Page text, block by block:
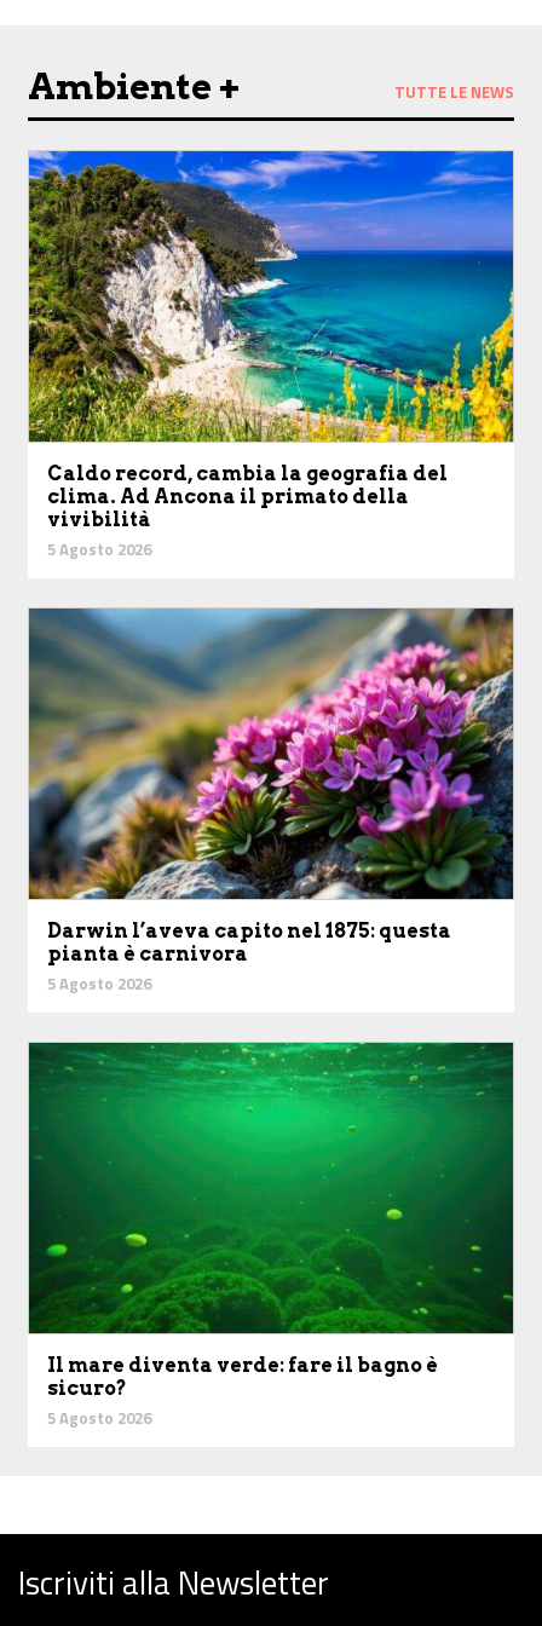
Ambiente + TUTTE LE NEWS
Caldo record, cambia la geografia del
clima. Ad Ancona il primato della
vivibilità
5 Agosto 2026
Darwin l’aveva capito nel 1875: questa
pianta è carnivora
5 Agosto 2026
Il mare diventa verde: fare il bagno è
sicuro?
5 Agosto 2026
Iscriviti alla Newsletter